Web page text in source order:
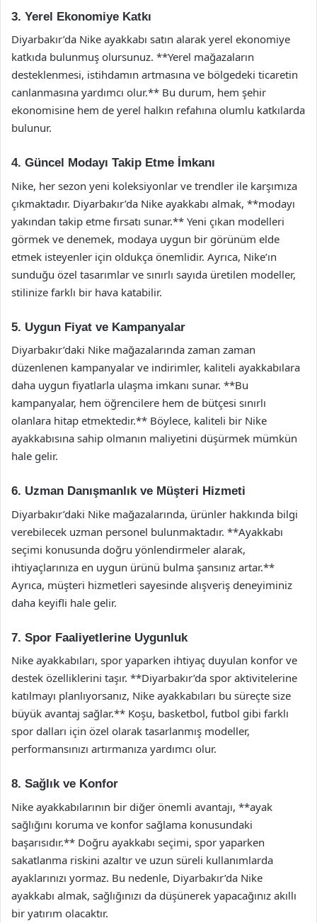
3. Yerel Ekonomiye Katkı
Diyarbakır’da Nike ayakkabı satın alarak yerel ekonomiye
katkıda bulunmuş olursunuz. **Yerel mağazaların
desteklenmesi, istihdamın artmasına ve bölgedeki ticaretin
canlanmasına yardımcı olur.** Bu durum, hem şehir
ekonomisine hem de yerel halkın refahına olumlu katkılarda
bulunur.
4. Güncel Modayı Takip Etme İmkanı
Nike, her sezon yeni koleksiyonlar ve trendler ile karşımıza
çıkmaktadır. Diyarbakır’da Nike ayakkabı almak, **modayı
yakından takip etme fırsatı sunar.** Yeni çıkan modelleri
görmek ve denemek, modaya uygun bir görünüm elde
etmek isteyenler için oldukça önemlidir. Ayrıca, Nike’ın
sunduğu özel tasarımlar ve sınırlı sayıda üretilen modeller,
stilinize farklı bir hava katabilir.
5. Uygun Fiyat ve Kampanyalar
Diyarbakır’daki Nike mağazalarında zaman zaman
düzenlenen kampanyalar ve indirimler, kaliteli ayakkabılara
daha uygun fiyatlarla ulaşma imkanı sunar. **Bu
kampanyalar, hem öğrencilere hem de bütçesi sınırlı
olanlara hitap etmektedir.** Böylece, kaliteli bir Nike
ayakkabısına sahip olmanın maliyetini düşürmek mümkün
hale gelir.
6. Uzman Danışmanlık ve Müşteri Hizmeti
Diyarbakır’daki Nike mağazalarında, ürünler hakkında bilgi
verebilecek uzman personel bulunmaktadır. **Ayakkabı
seçimi konusunda doğru yönlendirmeler alarak,
ihtiyaçlarınıza en uygun ürünü bulma şansınız artar.**
Ayrıca, müşteri hizmetleri sayesinde alışveriş deneyiminiz
daha keyifli hale gelir.
7. Spor Faaliyetlerine Uygunluk
Nike ayakkabıları, spor yaparken ihtiyaç duyulan konfor ve
destek özelliklerini taşır. **Diyarbakır’da spor aktivitelerine
katılmayı planlıyorsanız, Nike ayakkabıları bu süreçte size
büyük avantaj sağlar.** Koşu, basketbol, futbol gibi farklı
spor dalları için özel olarak tasarlanmış modeller,
performansınızı artırmanıza yardımcı olur.
8. Sağlık ve Konfor
Nike ayakkabılarının bir diğer önemli avantajı, **ayak
sağlığını koruma ve konfor sağlama konusundaki
başarısıdır.** Doğru ayakkabı seçimi, spor yaparken
sakatlanma riskini azaltır ve uzun süreli kullanımlarda
ayaklarınızı yormaz. Bu nedenle, Diyarbakır’da Nike
ayakkabı almak, sağlığınızı da düşünerek yapacağınız akıllı
bir yatırım olacaktır.